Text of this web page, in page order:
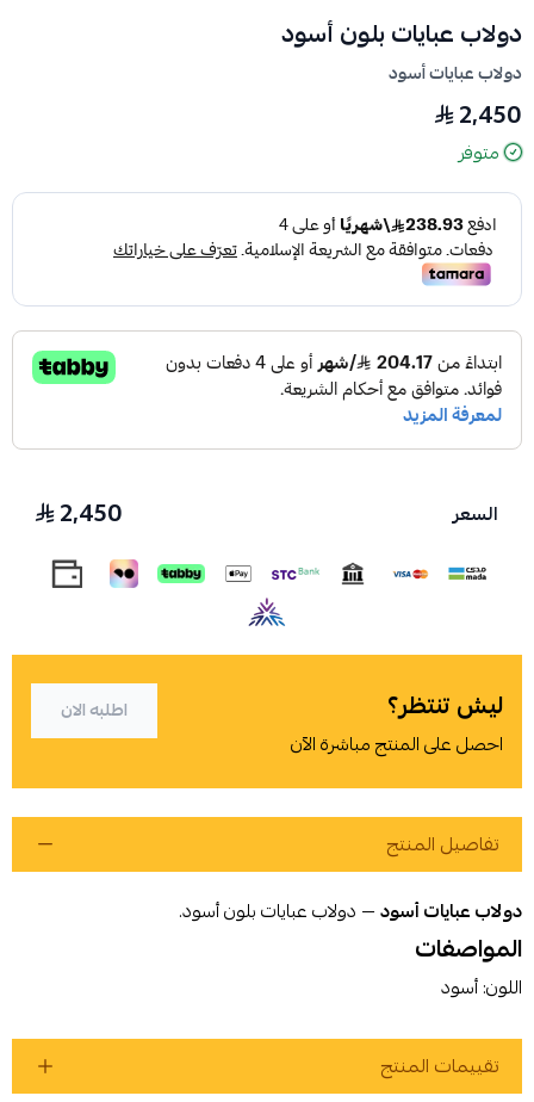
دولاب عبايات بلون أسود
دولاب عبايات أسود
2,450
متوفر
السعر 2,450
ليش تنتظر؟
احصل على المنتج مباشرة الآن
اطلبه الان
أوافق على سياسة الشراء
تفاصيل المنتج
دولاب عبايات أسود— دولاب عبايات بلون أسود.
المواصفات
اللون: أسود
تقييمات المنتج